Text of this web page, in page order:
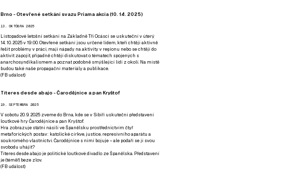
Brno - Otevřené setkání svazu Priama akcia (10. 14. 2025)
13. OKTÓBRA 2025
Listopadové letošní setkání na Základně Tři Ocásci se uskuteční v úterý
14. 10. 2025 v 19:00. Otevřené setkání jsou určené lidem, kteří chtějí aktivně
řešit problémy v práci, mají nápady na aktivity v regionu nebo se chtějí do
aktivit zapojit, případně chtějí diskutovat o tématech spojených s
anarchosyndikalismem a poznat podobně smýšlející lidi z okolí. Na místě
budou také naše propagační materiály a publikace.
(FB událost)
Títeres desde abajo - Čarodějnice a pan Kryštof
19. SEPTEMBRA 2025
V sobotu 20. 9. 2025 zveme do Brna, kde se v Sibiři uskuteční představení
loutkové hry Čarodějnice a pan Kryštof.
Hra zobrazuje státní násilí ve Španělsku prostřednictvím čtyř
metaforických postav: katolické církve, justice, represivního aparátu a
soukromého vlastnictví. Čarodějnice s nimi bojuje – ale podaří se jí svou
svobodu uhájit?
Títeres desde abajo je politické loutkové divadlo ze Španělska. Představení
je (téměř) beze zlov.
(FB událost)